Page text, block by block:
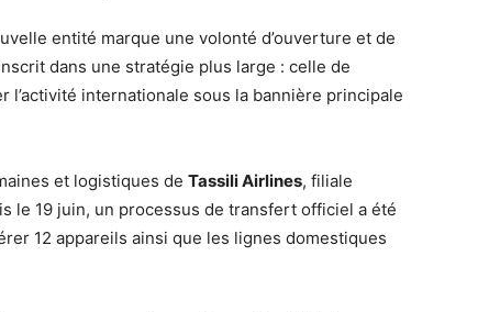
entité marque une volonté d’ouverture et de
dans une stratégie plus large : celle de
l’activité internationale sous la bannière principale
et logistiques de Tassili Airlines, filiale
le 19 juin, un processus de transfert officiel a été
12 appareils ainsi que les lignes domestiques